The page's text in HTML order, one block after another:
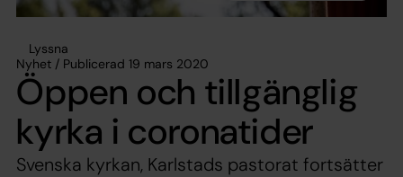
Lyssna
Nyhet / Publicerad 19 mars 2020
Öppen och tillgänglig
kyrka i coronatider
Svenska kyrkan, Karlstads pastorat fortsätter